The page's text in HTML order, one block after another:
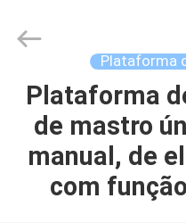
PARA
CASA
PRODUTOS
MACHINERY
Reserved.
Plataforma
Plataforma
de mastro
manual, de
com